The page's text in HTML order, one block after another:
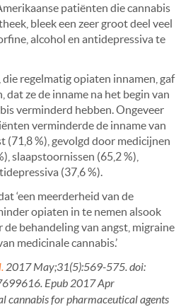
patiënten die cannabis
bleek een zeer groot deel veel
alcohol en antidepressiva te
regelmatig opiaten innamen, gaf
dat ze de inname na het begin van
verminderd hebben. Ongeveer
verminderde de inname van
(71,8 %), gevolgd door medicijnen
slaapstoornissen (65,2 %),
(37,6 %).
‘een meerderheid van de
opiaten in te nemen alsook
behandeling van angst, migraine
medicinale cannabis.’
2017 May;31(5):569-575. doi:
Epub 2017 Apr
cannabis for pharmaceutical agents